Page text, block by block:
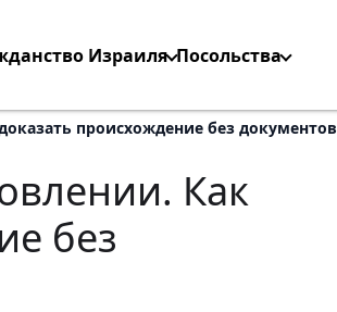
Израиля Посольства
происхождение без документов
Как
без